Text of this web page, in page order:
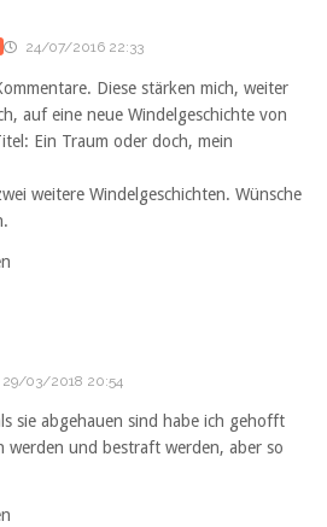
24/07/2016 22:33
Diese stärken mich, weiter
auf eine neue Windelgeschichte von
Ein Traum oder doch, mein
weitere Windelgeschichten. Wünsche
29/03/2018 20:54
sie abgehauen sind habe ich gehofft
werden und bestraft werden, aber so